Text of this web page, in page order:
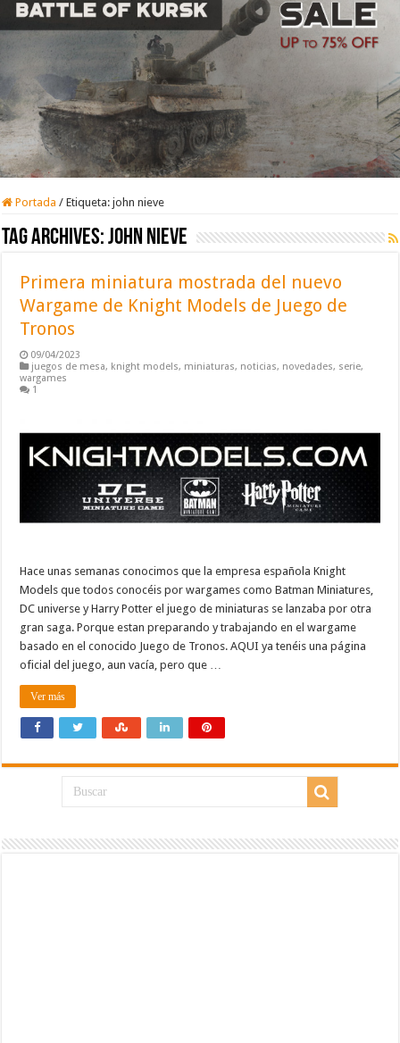
Portada / Etiqueta:john nieve
Tag Archives:john nieve
Primera miniatura mostrada del nuevo
Wargame de Knight Models de Juego de
Tronos
09/04/2023
juegos de mesa, knight models, miniaturas, noticias, novedades, serie,
wargames
1
Hace unas semanas conocimos que la empresa española Knight
Models que todos conocéis por wargames como Batman Miniatures,
DC universe y Harry Potter el juego de miniaturas se lanzaba por otra
gran saga. Porque estan preparando y trabajando en el wargame
basado en el conocido Juego de Tronos. AQUI ya tenéis una página
oficial del juego, aun vacía, pero que …
Ver más